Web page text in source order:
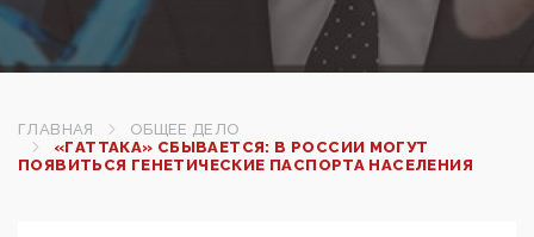
ГЛАВНАЯ
ОБЩЕЕ ДЕЛО
«ГАТТАКА» СБЫВАЕТСЯ: В РОССИИ МОГУТ
ПОЯВИТЬСЯ ГЕНЕТИЧЕСКИЕ ПАСПОРТА НАСЕЛЕНИЯ